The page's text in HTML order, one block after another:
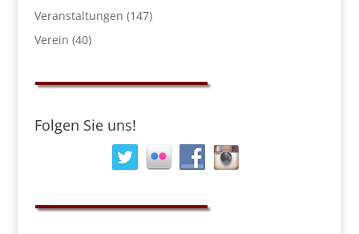
Veranstaltungen (147)
Verein (40)
Folgen Sie uns!